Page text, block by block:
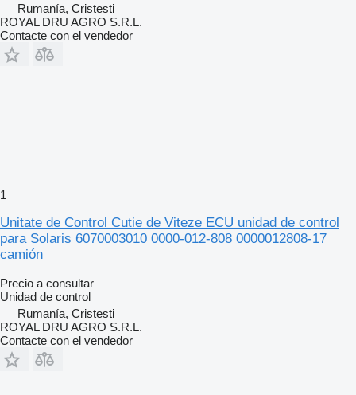
Rumanía, Cristesti
ROYAL DRU AGRO S.R.L.
Contacte con el vendedor
1
Unitate de Control Cutie de Viteze ECU unidad de control
para Solaris 6070003010 0000-012-808 0000012808-17
camión
Precio a consultar
Unidad de control
Rumanía, Cristesti
ROYAL DRU AGRO S.R.L.
Contacte con el vendedor